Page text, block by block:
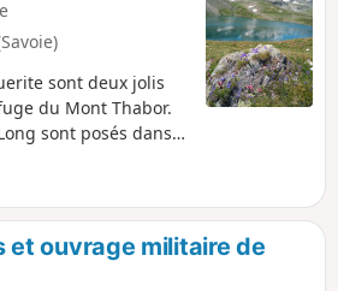
sont deux jolis
du Mont Thabor.
sont posés dans
et ouvrage militaire de